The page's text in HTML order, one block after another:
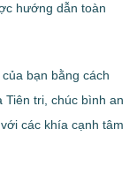
hướng dẫn toàn
bạn bằng cách
Tiên tri, chúc bình an
các khía cạnh tâm